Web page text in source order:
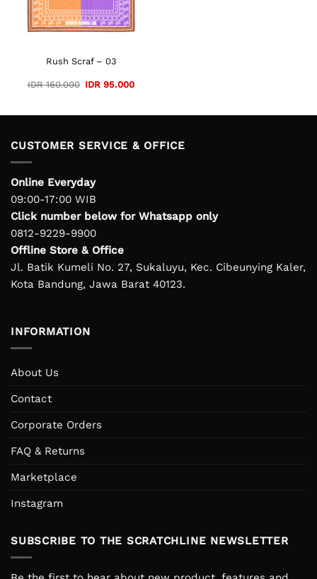
Rush Scraf – 03
IDR160.000 Original
IDR 95.000Current
CUSTOMER SERVICE & OFFICE
Online Everyday
09:00-17:00 WIB
Click number below for Whatsapp only
0812-9229-9900
Offline Store & Office
Jl. Batik Kumeli No. 27, Sukaluyu, Kec. Cibeunying Kaler,
Kota Bandung, Jawa Barat 40123.
INFORMATION
About Us
Contact
Corporate Orders
FAQ & Returns
Marketplace
Instagram
SUBSCRIBE TO THE SCRATCHLINE NEWSLETTER